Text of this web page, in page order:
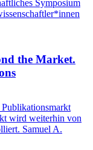
Symposium
the Market.
wird weiterhin von
Samuel A.